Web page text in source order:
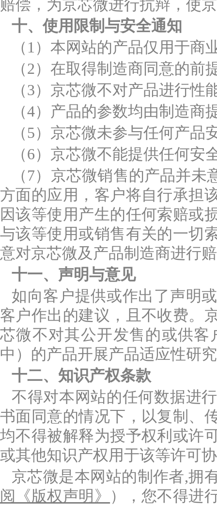
赔偿，为京芯微进行抗辩，使
十、使用限制与安全通知
（1）本网站的产品仅用于商
（2）在取得制造商同意的
（3）京芯微不对产品进行
（4）产品的参数均由制造商
（5）京芯微未参与任何产
（6）京芯微不能提供任何
（7）京芯微销售的产品并
方面的应用，客户将自行承担
因该等使用产生的任何索赔或
与该等使用或销售有关的一切
意对京芯微及产品制造商进行
十一、声明与意见
如向客户提供或作出了声明
客户作出的建议，且不收费。
芯微不对其公开发售的或供
中）的产品开展产品适应性研
十二、知识产权条款
不得对本网站的任何数据进
书面同意的情况下，以复制、
均不得被解释为授予权利或许
或其他知识产权用于该等许可
京芯微是本网站的制作者,拥
阅《版权声明》
），您不得进